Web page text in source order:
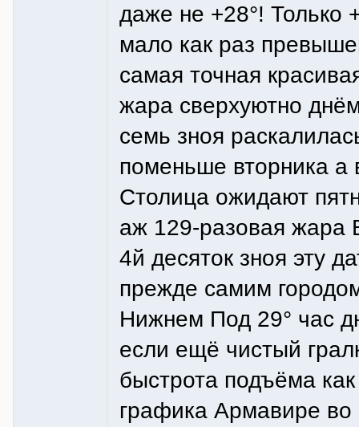
даже не +28°! Только
мало как раз
самая точная
жара сверхуютно
семь зноя
поменьше вторника а
Столица ожидают
аж 129-разовая жара
4й десяток зноя эту
прежде самим
Нижнем Под 29° час
если ещё чистый
быстрота подъёма
графика Армавире